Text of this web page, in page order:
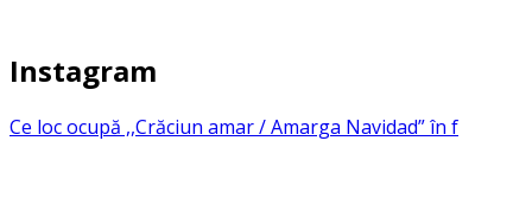
Instagram
Ce loc ocupă ,,Crăciun amar / Amarga Navidad” în f